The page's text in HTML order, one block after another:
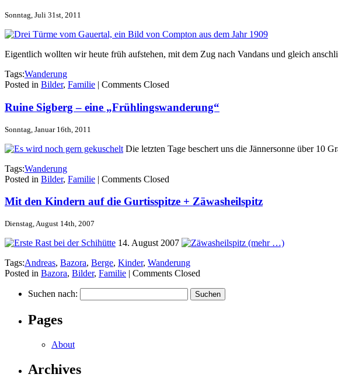
Sonntag, Juli 31st, 2011
Eigentlich wollten wir heute früh aufstehen, mit dem Zug nach Vandans und gleich
Tags:Wanderung
Posted in Bilder, Familie | Comments Closed
Ruine Sigberg – eine „Frühlingswanderung“
Sonntag, Januar 16th, 2011
Die letzten Tage beschert uns die Jännersonne über 10
Tags:Wanderung
Posted in Bilder, Familie | Comments Closed
Mit den Kindern auf die Gurtisspitze + Zäwasheilspitz
Dienstag, August 14th, 2007
14. August 2007
(mehr …)
Tags:Andreas, Bazora, Berge, Kinder, Wanderung
Posted in Bazora, Bilder, Familie | Comments Closed
Suchen nach:
Pages
About
Archives